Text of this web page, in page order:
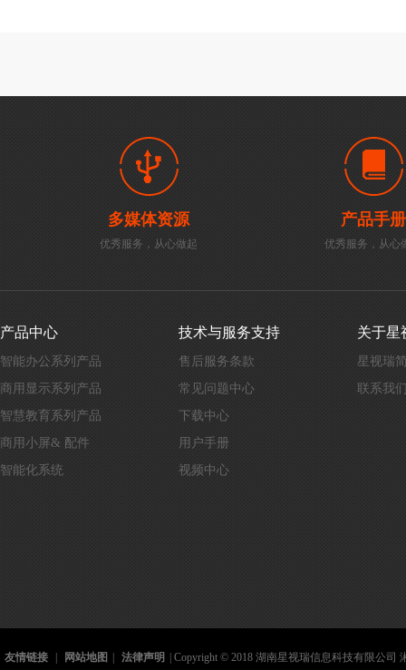
多媒体资源
优秀服务，从心做起
产品手册
优秀服务，从心
产品中心
智能办公系列产品
商用显示系列产品
智慧教育系列产品
商用小屏& 配件
智能化系统
技术与服务支持
售后服务条款
常见问题中心
下载中心
用户手册
视频中心
关于星
星视瑞
联系我
友情链接 网站地图 法律声明 | Copyright © 2018 湖南星视瑞信息科技有限公司